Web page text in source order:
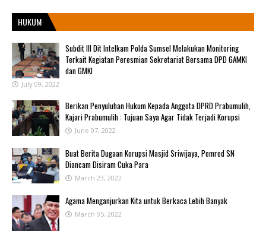
HUKUM
Subdit III Dit Intelkam Polda Sumsel Melakukan Monitoring
Terkait Kegiatan Peresmian Sekretariat Bersama DPD GAMKI
dan GMKI
July 09, 2022
Berikan Penyuluhan Hukum Kepada Anggota DPRD Prabumulih,
Kajari Prabumulih : Tujuan Saya Agar Tidak Terjadi Korupsi
June 07, 2022
Buat Berita Dugaan Korupsi Masjid Sriwijaya, Pemred SN
Diancam Disiram Cuka Para
March 23, 2022
Agama Menganjurkan Kita untuk Berkaca Lebih Banyak
March 05, 2022